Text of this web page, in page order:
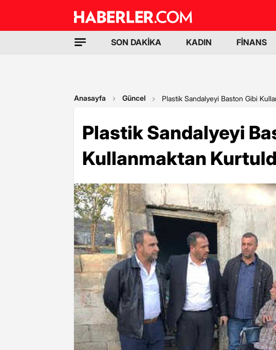
SON DAKİKA KADIN FİNANS
Anasayfa Güncel Plastik Sandalyeyi Baston Gibi
Plastik Sandalyeyi
Kullanmaktan